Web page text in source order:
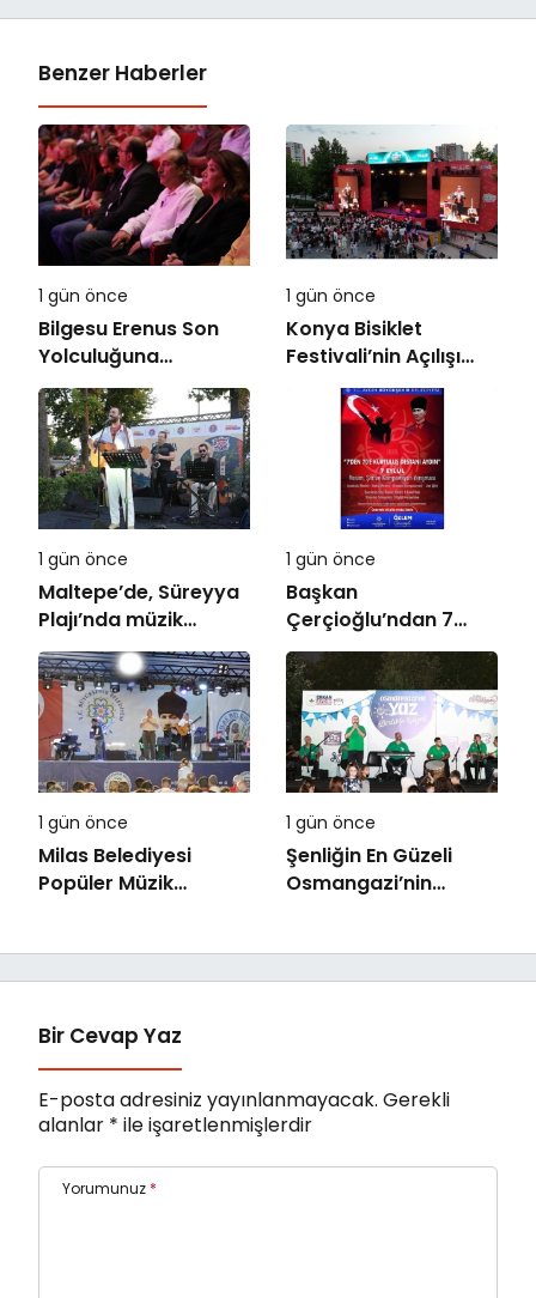
Benzer Haberler
1 gün önce
Bilgesu Erenus Son
Yolculuğuna
Uğurlandı
1 gün önce
Konya Bisiklet
Festivali’nin Açılışı
Coşkuyla Gerçekleşti
1 gün önce
Maltepe’de, Süreyya
Plajı’nda müzik
ziyafeti
1 gün önce
Başkan
Çerçioğlu’ndan 7
Eylül Temalı Ödüllü
Resim, Şiir ve
Kompozisyon
Yarışması
1 gün önce
Milas Belediyesi
Popüler Müzik
1 gün önce
Şenliğin En Güzeli
Osmangazi’nin
Bir Cevap Yaz
E-posta adresiniz yayınlanmayacak. Gerekli
alanlar * ile işaretlenmişlerdir
Yorumunuz *